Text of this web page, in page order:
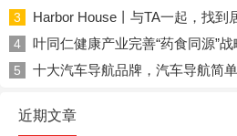
3 Harbor House丨与TA一起，找到
4 叶同仁健康产业完善“药食同源”
5 十大汽车导航品牌，汽车导航简
近期文章